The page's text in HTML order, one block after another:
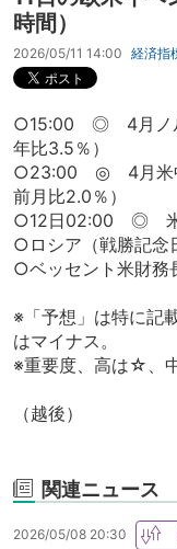
時間）
2026/05/11 14:00 経済指
○15:00 ◎ 4月ノル
年比3.5％）
○23:00 ◎ 4月米中
前月比2.0％）
○12日02:00 ◎ 米
○ロシア（戦勝記念
○ベッセント米財務
※「予想」は特に記
はマイナス。
※重要度、高は☆、
（越後）
関連ニュース
2026/05/08 20:30